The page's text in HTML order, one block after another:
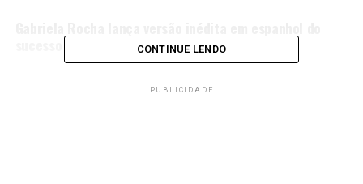
sucesso “Me Atraiu”
CONTINUE LENDO
PUBLICIDADE